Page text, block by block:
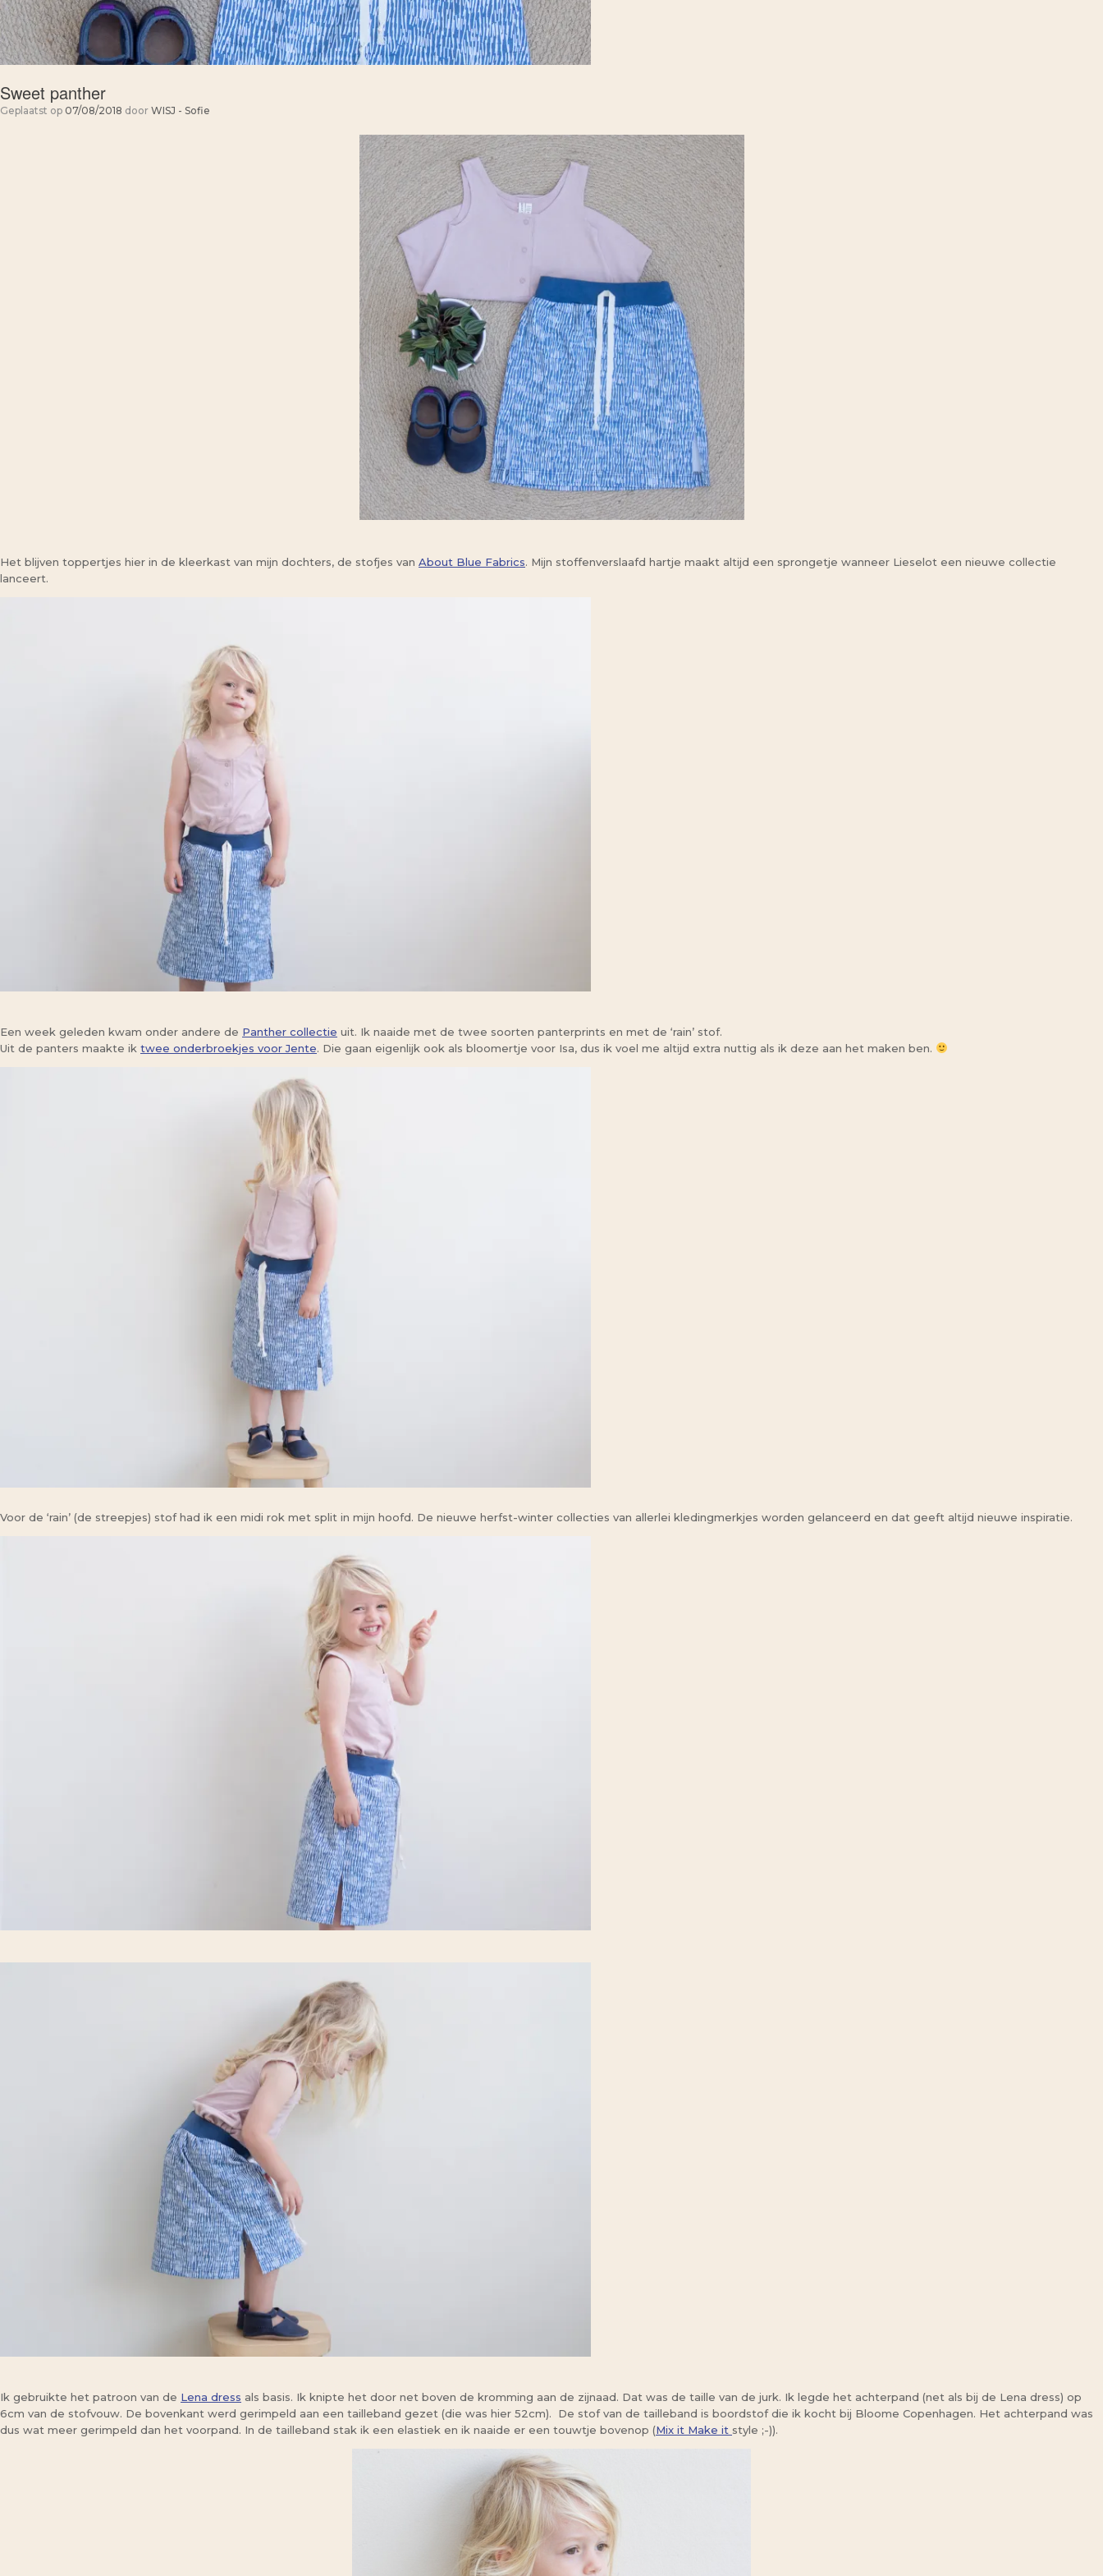
Sweet panther
Geplaatst op 07/08/2018 door WISJ - Sofie
Het blijven toppertjes hier in de kleerkast van mijn dochters, de stofjes van About Blue Fabrics. Mijn stoffenverslaafd hartje maakt altijd een sprongetje wanneer Lieselot een nieuwe collectie
lanceert.
Een week geleden kwam onder andere de Panther collectie uit. Ik naaide met de twee soorten panterprints en met de ‘rain’ stof.
Uit de panters maakte ik twee onderbroekjes voor Jente. Die gaan eigenlijk ook als bloomertje voor Isa, dus ik voel me altijd extra nuttig als ik deze aan het maken ben.
Voor de ‘rain’ (de streepjes) stof had ik een midi rok met split in mijn hoofd. De nieuwe herfst-winter collecties van allerlei kledingmerkjes worden gelanceerd en dat geeft altijd nieuwe inspiratie.
Ik gebruikte het patroon van de Lena dress als basis. Ik knipte het door net boven de kromming aan de zijnaad. Dat was de taille van de jurk. Ik legde het achterpand (net als bij de Lena dress) op
6cm van de stofvouw. De bovenkant werd gerimpeld aan een tailleband gezet (die was hier 52cm). De stof van de tailleband is boordstof die ik kocht bij Bloome Copenhagen. Het achterpand was
dus wat meer gerimpeld dan het voorpand. In de tailleband stak ik een elastiek en ik naaide er een touwtje bovenop (Mix it Make it style ;-)).